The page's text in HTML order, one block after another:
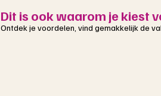
Dit is ook waarom je kiest
Ontdek je voordelen, vind gemakkelijk de